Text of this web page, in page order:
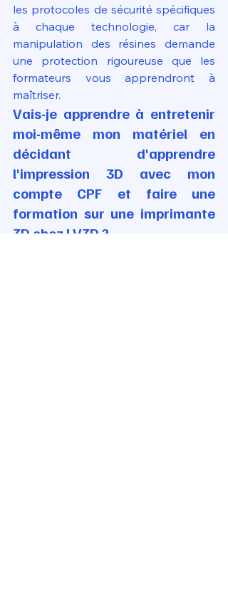
les protocoles de sécurité spécifiques
à chaque technologie, car la
manipulation des résines demande
une protection rigoureuse que les
formateurs vous apprendront à
maîtriser.
Vais-je apprendre à entretenir
moi-même mon matériel en
décidant d'apprendre
l'impression 3D avec mon
compte CPF et faire une
formation sur une imprimante
3D chez LV3D ?